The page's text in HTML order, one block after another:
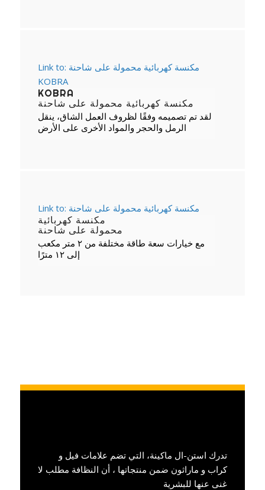
Link to: مكنسة كهربائية محمولة على شاحنة
KOBRA
KOBRA
مكنسة كهربائية محمولة على شاحنة
لقد تم تصميمه وفقًا لظروف العمل الشاق، ينقل
الرمل والحجر والمواد الأخرى على الأرض
Link to: مكنسة كهربائية محمولة على شاحنة
مكنسة كهربائية
محمولة على شاحنة
مع خيارات سعة طاقة مختلفة من ٢ متر مكعب
إلى ١٢ مترًا
تدرك استن-ال ماكينة، التي تضم علامات فيل و
كراب و ماراثون ضمن منتجاتها ، أن النظافة مطلب لا
غنى عنها للبشرية